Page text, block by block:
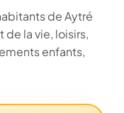
de Aytré
de la vie, loisirs,
enfants,